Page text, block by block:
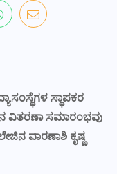
ಸ್ಥಾಪಕರ
ವಿತರಣಾ ಸಮಾರಂಭವು
ವಾರಣಾಶಿ ಕೃಷ್ಣ